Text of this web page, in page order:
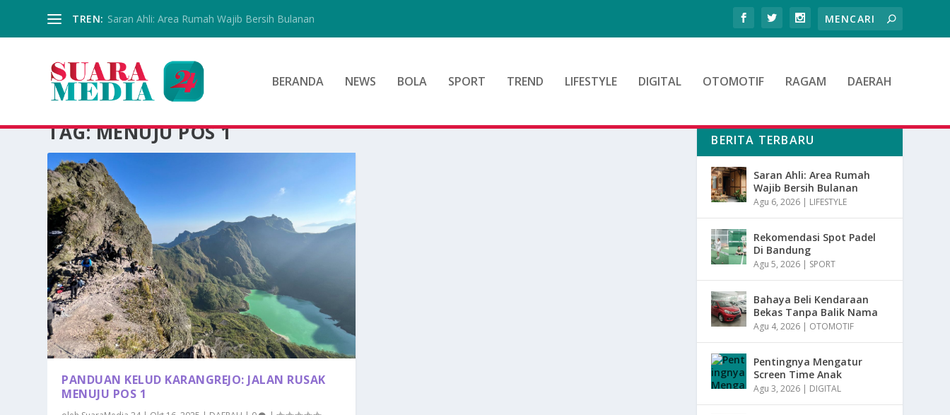
TREN: Saran Ahli: Area Rumah Wajib Bersih Bulanan
BERANDA NEWS BOLA SPORT TREND LIFESTYLE DIGITAL OTOMOTIF RAGAM DAERAH
TAG:MENUJU POS 1
PANDUAN KELUD KARANGREJO: JALAN RUSAK
MENUJU POS 1
BERITA TERBARU
Saran Ahli: Area Rumah
Wajib Bersih Bulanan
Agu 6, 2026 | LIFESTYLE
Rekomendasi Spot Padel
Di Bandung
Agu 5, 2026 | SPORT
Bahaya Beli Kendaraan
Bekas Tanpa Balik Nama
Agu 4, 2026 | OTOMOTIF
Pentingnya Mengatur
Screen Time Anak
Agu 3, 2026 | DIGITAL